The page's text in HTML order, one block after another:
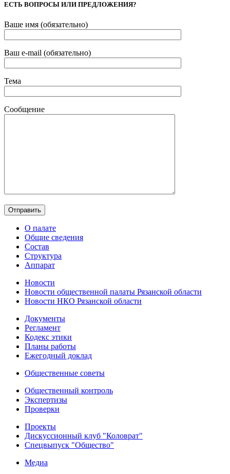
ЕСТЬ ВОПРОСЫ ИЛИ ПРЕДЛОЖЕНИЯ?
Ваше имя (обязательно)
Ваш e-mail (обязательно)
Тема
Сообщение
О палате
Общие сведения
Состав
Структура
Аппарат
Новости
Новости общественной палаты Рязанской области
Новости НКО Рязанской области
Документы
Регламент
Кодекс этики
Планы работы
Ежегодный доклад
Общественные советы
Общественный контроль
Экспертизы
Проверки
Проекты
Дискуссионный клуб "Коловрат"
Спецвыпуск "Общество"
Медиа